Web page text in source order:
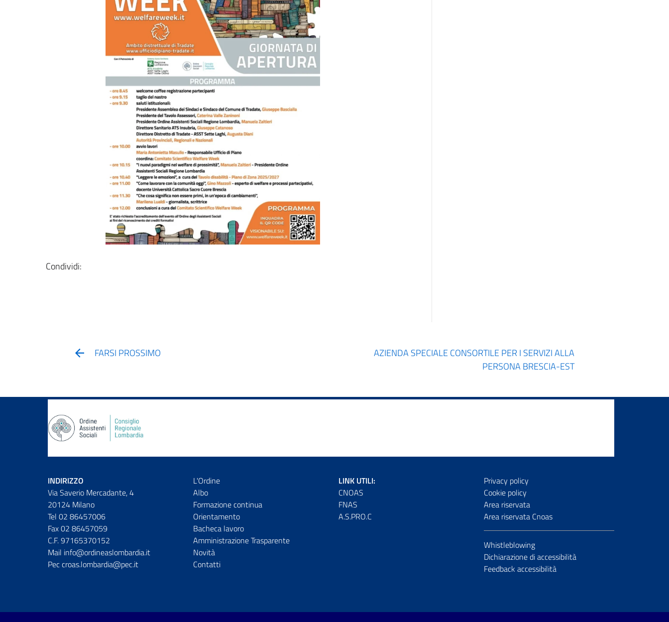
Condividi:
FARSI PROSSIMO
AZIENDA SPECIALE CONSORTILE PER I SERVIZI ALLA
PERSONA BRESCIA-EST
INDIRIZZO
Via Saverio Mercadante, 4
20124 Milano
Tel 02 86457006
Fax 02 86457059
C.F. 97165370152
Mail info@ordineaslombardia.it
Pec croas.lombardia@pec.it
L'Ordine
Albo
Formazione continua
Orientamento
Bacheca lavoro
Amministrazione Trasparente
Novità
Contatti
LINK UTILI:
CNOAS
FNAS
A.S.PRO.C
Privacy policy
Cookie policy
Area riservata
Area riservata Cnoas
Whistleblowing
Dichiarazione di accessibilità
Feedback accessibilità